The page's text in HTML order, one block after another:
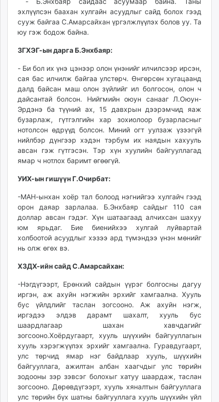
эхлүүлсэн баахан хулгайн асуудлыг сайд болох гээд
сууж байгаа С.Амарсайхан үргэлжлүүлэх болов уу. Та
юу гэж бодож байна.
ЗГХЭГ-ын дарга Б.Энхбаяр:
- Би бол их үнэ цэнээр олон үнэнийг илчилсээр ирсэн,
сая бас илчилж байгаа улстөрч. Өнгөрсөн хугацаанд
далд байсан маш олон зүйлийг ил болгосон, олон ч
дайсантай болсон. Нийгмийн оюун санааг Л.Оюун-
Эрдэнэ ба түүний ах, 15 давхрын дээрэмчид яаж
бузарлаж, гүтгэлгийн хар зохиолоор бузарласныг
нотолсон өдрүүд болсон. Миний огт уулзаж үзээгүй
нийлбэр дүнгээр хэдэн тэрбум их наядын хахууль
авсан гэж гүтгэсэн. Тэр хүн хуулийн байгууллагад
ямар ч нотлох баримт өгөөгүй.
УИХ-ын гишүүн Г.Очирбат:
-МАН-ынхан хоёр тал болоод нэгнийгээ хулгайч гээд
орон даяар зарлалаа. Б.Энхбаяр сайдыг 110 сая
доллар авсан гэдэг. Хүн шатаагаад алчихсан шахуу
юм ярьдаг. Бие биенийхээ хулгай луйвартай
холбоотой асуудлыг хэзээ ард түмэндээ үнэн мөнийг
нь олж өгөх вэ.
ХЗДХ-ийн сайд С.Амарсайхан:
-Нэгдүгээрт, Ерөнхий сайдын үүрэг болгосны дагуу
иргэн, аж ахуйн нэгжийн эрхийг хамгаална. Хууль
бус үйлдлийг таслан зогсооно. Аж ахуйн нэгж,
иргэдээ элдэв дарамт шахалт, хууль бус
шаардлагаар шахан хавчдагийг
зогсооно.Хоёрдугаарт, хууль шүүхийн байгууллагын
хууль хэрэгжүүлэх эрхийг хамгаална. Гуравдугаарт,
улс төрчид ямар нэг байдлаар хууль, шүүхийн
байгууллага, ажилтан албан хаагчдыг улс төрийн
зодооны зэр зэвсэг болохыг хатуу шаардаж, таслан
зогсооно. Дөрөвдүгээрт, хууль хяналтын байгууллага
улс төрийн бүх шатны байгууллага хууль шүүхийн үйл